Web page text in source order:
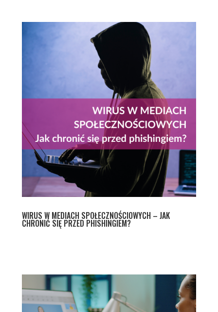
WIRUS W MEDIACH SPOŁECZNOŚCIOWYCH – JAK
CHRONIĆ SIĘ PRZED PHISHINGIEM?